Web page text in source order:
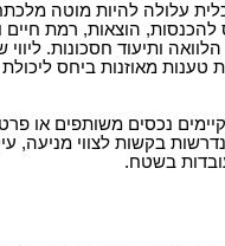
עלולה להיות מוטה
הוצאות, רמת חיים
ותיעוד חסכונות. ליווי
טענות מאוזנות ביחס ליכולת
נכסים משותפים או
בקשות לצווי מניעה,
בשטח.